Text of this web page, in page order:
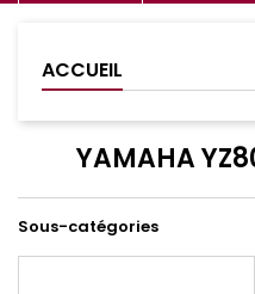
ACCUEIL
YAMAHA
Sous-catégories